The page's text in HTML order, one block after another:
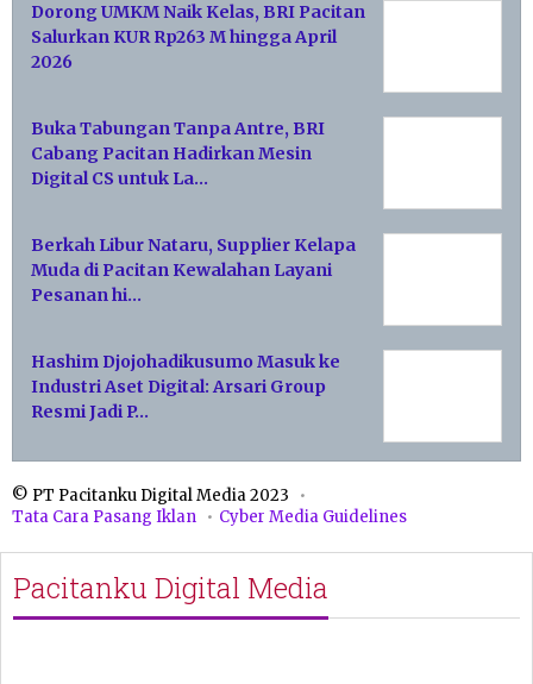
Dorong UMKM Naik Kelas, BRI Pacitan
Salurkan KUR Rp263 M hingga April
2026
Buka Tabungan Tanpa Antre, BRI
Cabang Pacitan Hadirkan Mesin
Digital CS untuk La…
Berkah Libur Nataru, Supplier Kelapa
Muda di Pacitan Kewalahan Layani
Pesanan hi…
Hashim Djojohadikusumo Masuk ke
Industri Aset Digital: Arsari Group
Resmi Jadi P…
© PT Pacitanku Digital Media 2023
Tata Cara Pasang Iklan
Cyber Media Guidelines
Pacitanku Digital Media